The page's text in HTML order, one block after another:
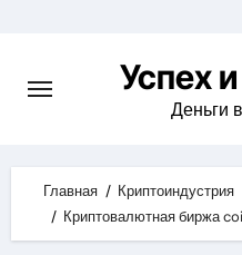
content
Успех
Деньги
Главная
Криптоиндустрия
Криптовалютная биржа